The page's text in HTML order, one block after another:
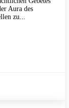
Aura des
zu...